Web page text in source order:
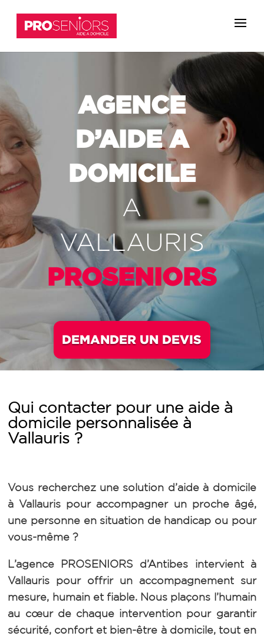
AGENCE
D’AIDE A
DOMICILE
A
VALLAURIS
PROSENIORS
DEMANDER UN DEVIS
Qui contacter pour une aide à
domicile personnalisée à
Vallauris ?
Vous recherchez une solution d’aide à domicile
à Vallauris pour accompagner un proche âgé,
une personne en situation de handicap ou pour
vous-même ?
L’agence PROSENIORS d’Antibes intervient à
Vallauris pour offrir un accompagnement sur
mesure, humain et fiable. Nous plaçons l’humain
au cœur de chaque intervention pour garantir
sécurité, confort et bien-être à domicile, tout en